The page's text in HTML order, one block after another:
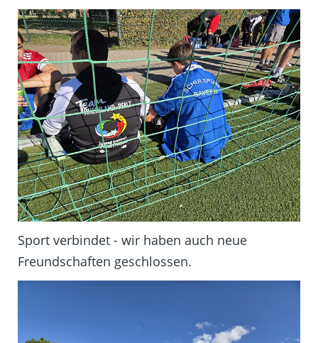
Sport verbindet - wir haben auch neue
Freundschaften geschlossen.